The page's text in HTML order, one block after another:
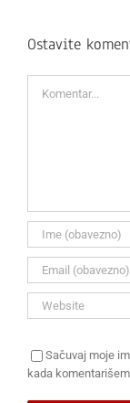
Ostavite
Sačuvaj moje
kada